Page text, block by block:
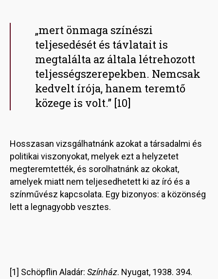
„mert önmaga színészi
teljesedését és távlatait is
megtalálta az általa létrehozott
teljességszerepekben. Nemcsak
kedvelt írója, hanem teremtő
közege is volt.” [10]
Hosszasan vizsgálhatnánk azokat a társadalmi és
politikai viszonyokat, melyek ezt a helyzetet
megteremtették, és sorolhatnánk az okokat,
amelyek miatt nem teljesedhetett ki az író és a
színművész kapcsolata. Egy bizonyos: a közönség
lett a legnagyobb vesztes.
[1] Schöpflin Aladár: Színház. Nyugat, 1938. 394.